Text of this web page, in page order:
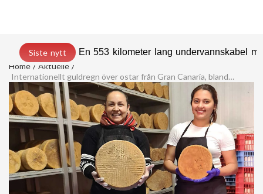
Siste nytt
En 553 kilometer lang undervannskabel
Home
Aktuelle
Internationellt guldregn över ostar från Gran Canaria, bland Spaniens 25 bästa